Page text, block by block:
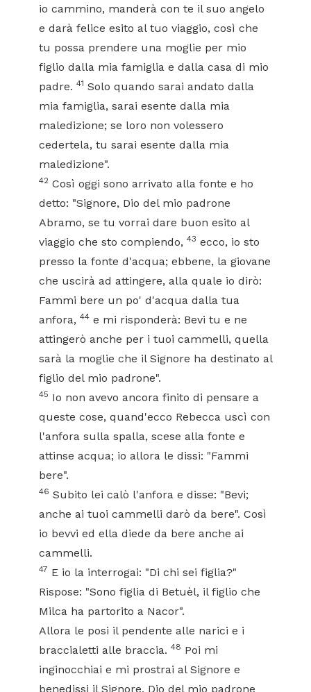
io cammino, manderà con te il suo angelo
e darà felice esito al tuo viaggio, così che
tu possa prendere una moglie per mio
figlio dalla mia famiglia e dalla casa di mio
padre. 41 Solo quando sarai andato dalla
mia famiglia, sarai esente dalla mia
maledizione; se loro non volessero
cedertela, tu sarai esente dalla mia
maledizione".
42 Così oggi sono arrivato alla fonte e ho
detto: "Signore, Dio del mio padrone
Abramo, se tu vorrai dare buon esito al
viaggio che sto compiendo, 43 ecco, io sto
presso la fonte d'acqua; ebbene, la giovane
che uscirà ad attingere, alla quale io dirò:
Fammi bere un po' d'acqua dalla tua
anfora, 44 e mi risponderà: Bevi tu e ne
attingerò anche per i tuoi cammelli, quella
sarà la moglie che il Signore ha destinato al
figlio del mio padrone".
45 Io non avevo ancora finito di pensare a
queste cose, quand'ecco Rebecca uscì con
l'anfora sulla spalla, scese alla fonte e
attinse acqua; io allora le dissi: "Fammi
bere".
46 Subito lei calò l'anfora e disse: "Bevi;
anche ai tuoi cammelli darò da bere". Così
io bevvi ed ella diede da bere anche ai
cammelli.
47 E io la interrogai: "Di chi sei figlia?"
Rispose: "Sono figlia di Betuèl, il figlio che
Milca ha partorito a Nacor".
Allora le posi il pendente alle narici e i
braccialetti alle braccia. 48 Poi mi
inginocchiai e mi prostrai al Signore e
benedissi il Signore, Dio del mio padrone